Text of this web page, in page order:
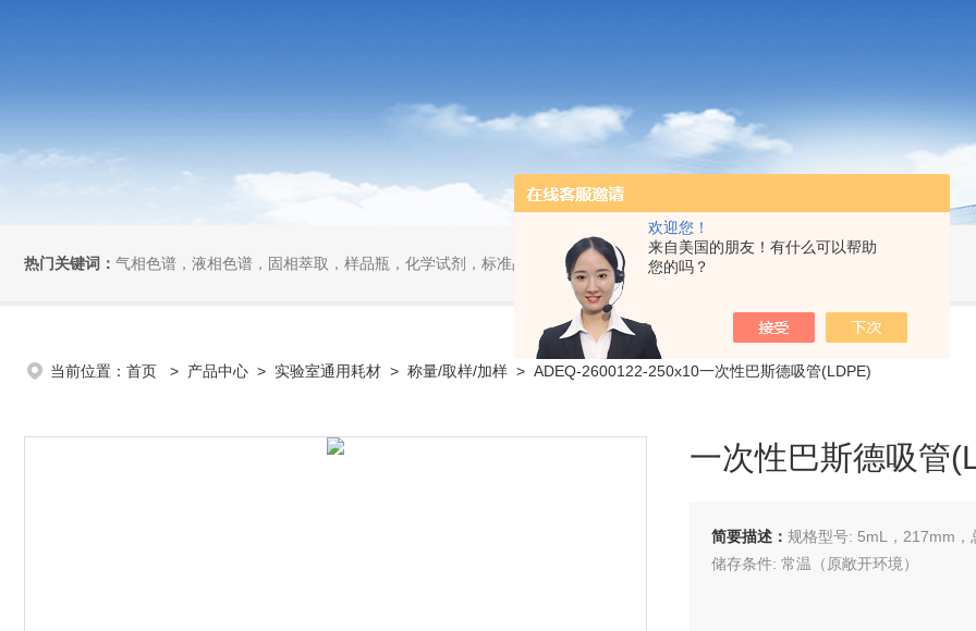
欢迎您！
来自美国的朋友！有什么可以帮助
您的吗？
热门关键词： 气相色谱，液相色谱，固相萃取，样品瓶，化学试剂，标准品，小型仪器
当前位置： 首页 > 产品中心 > 实验室通用耗材 > 称量/取样/加样 > ADEQ-2600122-250x10一次性巴斯德吸管(LDPE)
一次性巴斯德吸管
简要描述： 规格型号: 5mL，217mm，
储存条件: 常温（原敞开环境）